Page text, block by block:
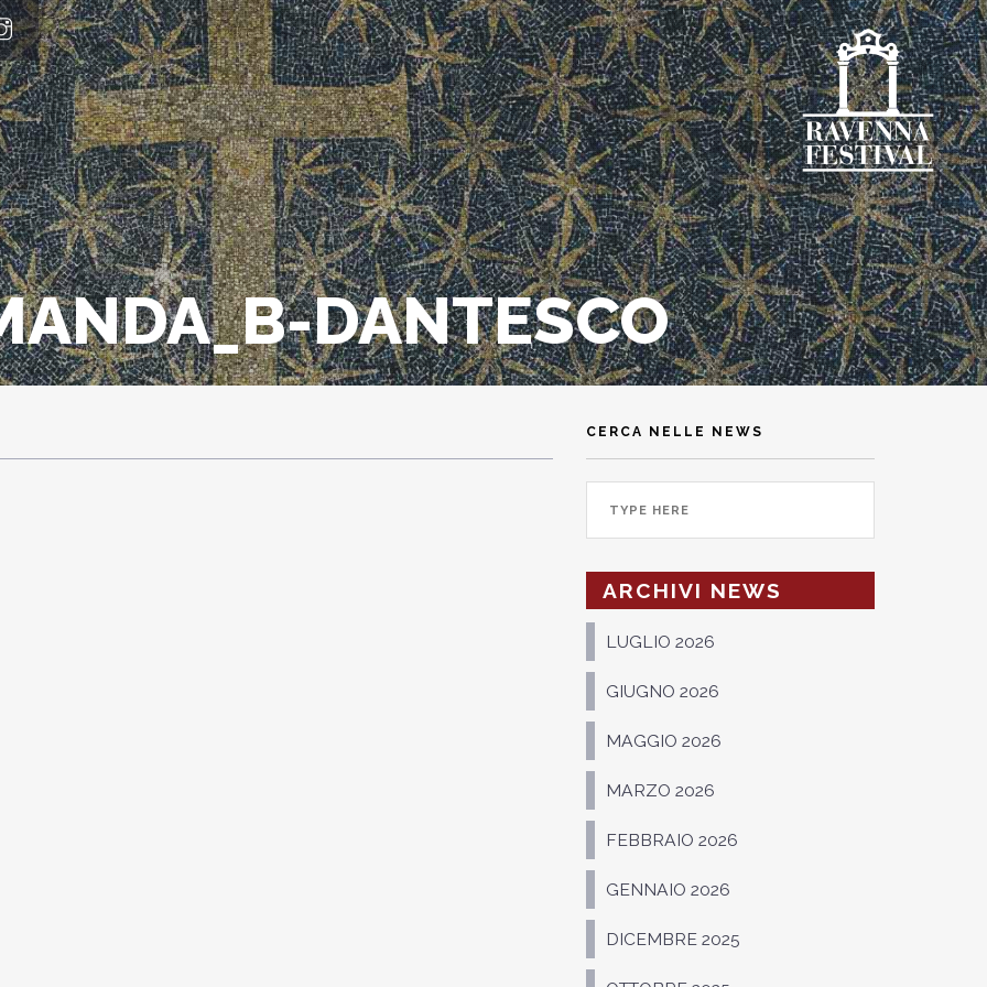
DANTESCO
CERCA NELLE NEWS
ARCHIVI NEWS
LUGLIO 2026
GIUGNO 2026
MAGGIO 2026
MARZO 2026
FEBBRAIO 2026
GENNAIO 2026
DICEMBRE 2025